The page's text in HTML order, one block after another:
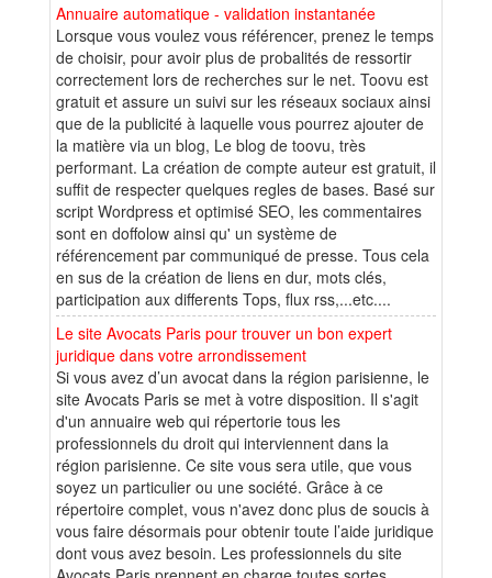
Annuaire automatique - validation instantanée
Lorsque vous voulez vous référencer, prenez le temps
de choisir, pour avoir plus de probalités de ressortir
correctement lors de recherches sur le net. Toovu est
gratuit et assure un suivi sur les réseaux sociaux ainsi
que de la publicité à laquelle vous pourrez ajouter de
la matière via un blog, Le blog de toovu, très
performant. La création de compte auteur est gratuit, il
suffit de respecter quelques regles de bases. Basé sur
script Wordpress et optimisé SEO, les commentaires
sont en doffolow ainsi qu' un système de
référencement par communiqué de presse. Tous cela
en sus de la création de liens en dur, mots clés,
participation aux differents Tops, flux rss,...etc....
Le site Avocats Paris pour trouver un bon expert
juridique dans votre arrondissement
Si vous avez d’un avocat dans la région parisienne, le
site Avocats Paris se met à votre disposition. Il s'agit
d'un annuaire web qui répertorie tous les
professionnels du droit qui interviennent dans la
région parisienne. Ce site vous sera utile, que vous
soyez un particulier ou une société. Grâce à ce
répertoire complet, vous n'avez donc plus de soucis à
vous faire désormais pour obtenir toute l’aide juridique
dont vous avez besoin. Les professionnels du site